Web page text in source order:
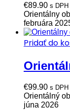
€89.90 s DPH
Orientálny
februára
Pridať do
€99.90 s DPH
Orientálný
júna 2026